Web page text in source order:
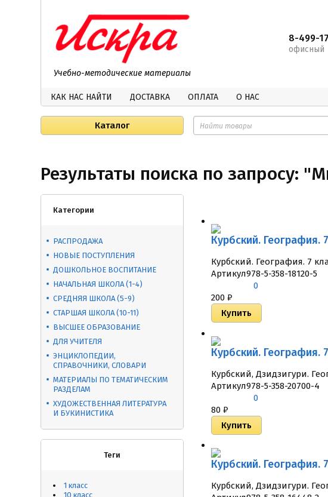
Учебно-методические материалы
8-499-
офисный
КАК НАС НАЙТИ ДОСТАВКА ОПЛАТА О НАС
Каталог
Результаты поиска по запросу:
Категории
РАСПРОДАЖА
НОВЫЕ ПОСТУПЛЕНИЯ
ДОШКОЛЬНОЕ ВОСПИТАНИЕ
НАЧАЛЬНАЯ ШКОЛА (1-4)
СРЕДНЯЯ ШКОЛА (5-9)
СТАРШАЯ ШКОЛА (10-11)
ВЫСШЕЕ ОБРАЗОВАНИЕ
ДЛЯ УЧИТЕЛЯ
ЭНЦИКЛОПЕДИИ,
СПРАВОЧНИКИ, СЛОВАРИ
МАТЕРИАЛЫ ПО ТЕМАТИЧЕСКИМ
РАЗДЕЛАМ
ХУДОЖЕСТВЕННАЯ ЛИТЕРАТУРА
И БУКИНИСТИКА
Теги
1 класс
10 класс
Курбский. География.
Курбский. География. 7
Артикул978-5-358-18120-5
0
200 ₽
Курбский. География.
Курбский, Дзидзигури.
Артикул978-5-358-20700-4
0
80 ₽
Курбский. География.
Курбский, Дзидзигури.